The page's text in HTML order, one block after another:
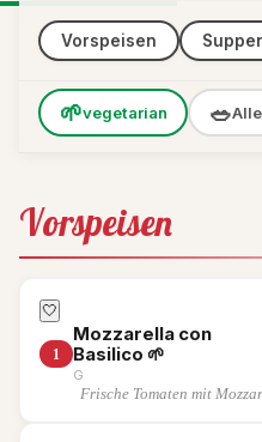
Vorspeisen
🌱vegetarian 🥗
Vorspeisen
🤍
1
Mozzarella con
Basilico 🌱
G
Frische Tomaten mit